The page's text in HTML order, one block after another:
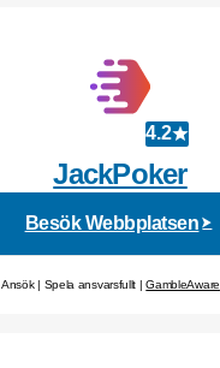
4.2
JackPoker
Besök Webbplatsen
Ansök | Spela ansvarsfullt |GambleAware